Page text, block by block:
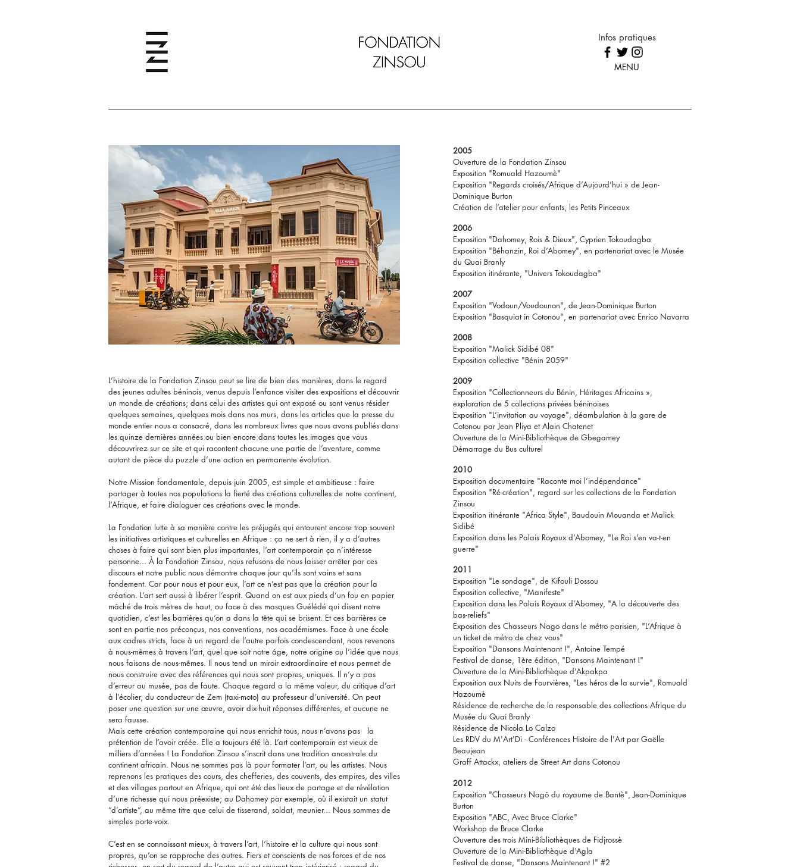
Infos pratiques
MENU
L’histoire de la Fondation Zinsou peut se lire de bien des manières, dans le regard
des jeunes adultes béninois, venus depuis l’enfance visiter des expositions et découvrir
un monde de créations; dans celui des artistes qui ont exposé ou sont venus résider
quelques semaines, quelques mois dans nos murs, dans les articles que la presse du
monde entier nous a consacré, dans les nombreux livres que nous avons publiés dans
les quinze dernières années ou bien encore dans toutes les images que vous
découvrirez sur ce site et qui racontent chacune une partie de l’aventure, comme
autant de pièce du puzzle d’une action en permanente évolution.
Notre Mission fondamentale, depuis juin 2005, est simple et ambitieuse : faire
partager à toutes nos populations la fierté des créations culturelles de notre continent,
l’Afrique, et faire dialoguer ces créations avec le monde.
La Fondation lutte à sa manière contre les préjugés qui entourent encore trop souvent
les initiatives artistiques et culturelles en Afrique : ça ne sert à rien, il y a d’autres
choses à faire qui sont bien plus importantes, l’art contemporain ça n’intéresse
personne... À la Fondation Zinsou, nous refusons de nous laisser arrêter par ces
discours et notre public nous démontre chaque jour qu’ils sont vains et sans
fondement. Car pour nous et pour eux, l’art ce n’est pas que la création pour la
création. L’art sert aussi à libérer l’esprit. Quand on est aux pieds d’un fou en papier
mâché de trois mètres de haut, ou face à des masques Guélédé qui disent notre
quotidien, c’est les barrières qu’on a dans la tête qui se brisent. Et ces barrières ce
sont en partie nos préconçus, nos conventions, nos académismes. Face à une école
aux cadres stricts, face à un regard de l’autre parfois condescendant, nous revenons
à nous-mêmes à travers l’art, quel que soit notre âge, notre origine ou l’idée que nous
nous faisons de nous-mêmes. Il nous tend un miroir extraordinaire et nous permet de
nous construire avec des références qui nous sont propres, uniques. Il n’y a pas
d’erreur au musée, pas de faute. Chaque regard a la même valeur, du critique d’art
à l’écolier, du conducteur de Zem (taxi-moto) au professeur d’université. On peut
poser une question sur une œuvre, avoir dix-huit réponses différentes, et aucune ne
sera fausse.
Mais cette création contemporaine qui nous enrichit tous, nous n’avons pas la
prétention de l’avoir créée. Elle a toujours été là. L’art contemporain est vieux de
milliers d’années ! La Fondation Zinsou s’inscrit dans une tradition ancestrale du
continent africain. Nous ne sommes pas là pour formater l’art, ou les artistes. Nous
reprenons les pratiques des cours, des chefferies, des couvents, des empires, des villes
et des villages partout en Afrique, qui ont été des lieux de partage et de révélation
d’une richesse qui nous préexiste; au Dahomey par exemple, où il existait un statut
“d’artiste”, au même titre que celui de tisserand, soldat, meunier... Nous sommes de
simples porte-voix.
C’est en se connaissant mieux, à travers l’art, l’histoire et la culture qui nous sont
propres, qu’on se rapproche des autres. Fiers et conscients de nos forces et de nos
2005
Ouverture de la Fondation Zinsou
Exposition "Romuald Hazoumè"
Exposition "Regards croisés/Afrique d’Aujourd’hui » de Jean-
Dominique Burton
Création de l’atelier pour enfants, les Petits Pinceaux
2006
Exposition "Dahomey, Rois & Dieux", Cyprien Tokoudagba
Exposition "Béhanzin, Roi d’Abomey", en partenariat avec le Musée
du Quai Branly
Exposition itinérante, "Univers Tokoudagba"
2007
Exposition "Vodoun/Voudounon", de Jean-Dominique Burton
Exposition "Basquiat in Cotonou", en partenariat avec Enrico Navarra
2008
Exposition "Malick Sidibé 08"
Exposition collective "Bénin 2059"
2009
Exposition "Collectionneurs du Bénin, Héritages Africains »,
exploration de 5 collections privées béninoises
Exposition "L’invitation au voyage", déambulation à la gare de
Cotonou par Jean Pliya et Alain Chatenet
Ouverture de la Mini-Bibliothèque de Gbegamey
Démarrage du Bus culturel
2010
Exposition documentaire "Raconte moi l’indépendance"
Exposition "Ré-création", regard sur les collections de la Fondation
Zinsou
Exposition itinérante "Africa Style", Baudouin Mouanda et Malick
Sidibé
Exposition dans les Palais Royaux d’Abomey, "Le Roi s’en va-t-en
guerre"
2011
Exposition "Le sondage", de Kifouli Dossou
Exposition collective, "Manifeste"
Exposition dans les Palais Royaux d’Abomey, "A la découverte des
bas-reliefs"
Exposition des Chasseurs Nago dans le métro parisien, "L’Afrique à
un ticket de métro de chez vous"
Exposition "Dansons Maintenant !", Antoine Tempé
Festival de danse, 1ère édition, "Dansons Maintenant !"
Ouverture de la Mini-Bibliothèque d’Akpakpa
Exposition aux Nuits de Fourvières, "Les héros de la survie", Romuald
Hazoumè
Résidence de recherche de la responsable des collections Afrique du
Musée du Quai Branly
Résidence de Nicola Lo Calzo
Les RDV du M'Art'Di - Conférences Histoire de l'Art par Gaëlle
Beaujean
Graff Attackx, ateliers de Street Art dans Cotonou
2012
Exposition "Chasseurs Nagô du royaume de Bantè", Jean-Dominique
Burton
Exposition "ABC, Avec Bruce Clarke"
Workshop de Bruce Clarke
Ouverture des trois Mini-Bibliothèques de Fidjrossè
Ouverture de la Mini-Bibliothèque d’Agla
Festival de danse, "Dansons Maintenant !" #2